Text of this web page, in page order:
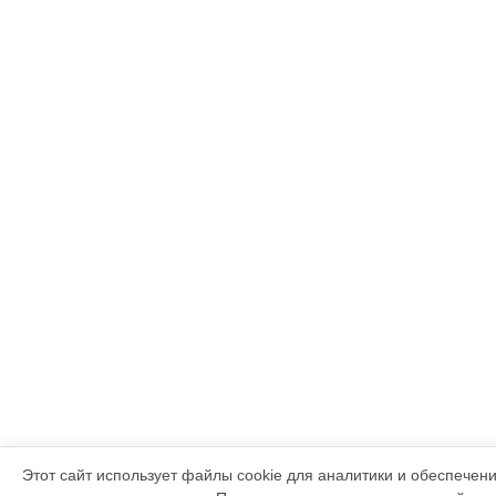
Этот сайт использует файлы cookie для аналитики и